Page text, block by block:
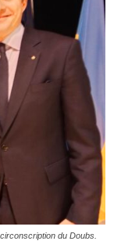
du Doubs.